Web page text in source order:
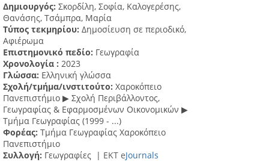
Δημιουργός: Σκορδίλη, Σοφία, Καλογερέσης,
Θανάσης, Τσάμπρα, Μαρία
Τύπος τεκμηρίου: Δημοσίευση σε περιοδικό,
Αφιέρωμα
Επιστημονικό πεδίο: Γεωγραφία
Χρονολογία : 2023
Γλώσσα: Ελληνική γλώσσα
Σχολή/τμήμα/ινστιτούτο: Χαροκόπειο
Πανεπιστήμιο ▶ Σχολή Περιβάλλοντος,
Γεωγραφίας & Εφαρμοσμένων Οικονομικών ▶
Τμήμα Γεωγραφίας (1999 - ...)
Φορέας: Τμήμα Γεωγραφίας Χαροκόπειο
Πανεπιστήμιο
Συλλογή: Γεωγραφίες | ΕΚΤ eJournals